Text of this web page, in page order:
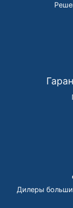
Дилеры